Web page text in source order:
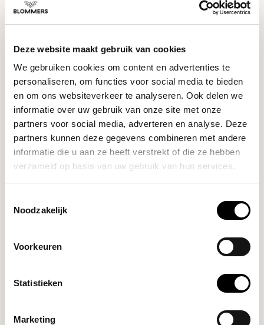
Deze website maakt gebruik van cookies
We gebruiken cookies om content en advertenties te
personaliseren, om functies voor social media te bieden
en om ons websiteverkeer te analyseren. Ook delen we
informatie over uw gebruik van onze site met onze
partners voor social media, adverteren en analyse. Deze
partners kunnen deze gegevens combineren met andere
informatie die u aan ze heeft verstrekt of die ze hebben
verzameld op basis van uw gebruik van hun services.
Noodzakelijk
Voorkeuren
Statistieken
Marketing
De Forte AP is in de fabriek gekalibreerd om een ​​nauwkeurig
behulp van de speciale kalibratietool die bij de molen wordt
geleverd.
SPECIFICATIES
GERELATEERDE PRODUCTEN
https://www.blommers.coffee/nl/shop/apparatuur/elek
Onze koffie-expert helpt je graag verder!